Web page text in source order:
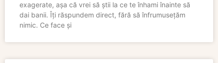
exagerate, așa că vrei să știi la ce te înhami înainte să
dai banii. Îți răspundem direct, fără să înfrumusețăm
nimic. Ce face și